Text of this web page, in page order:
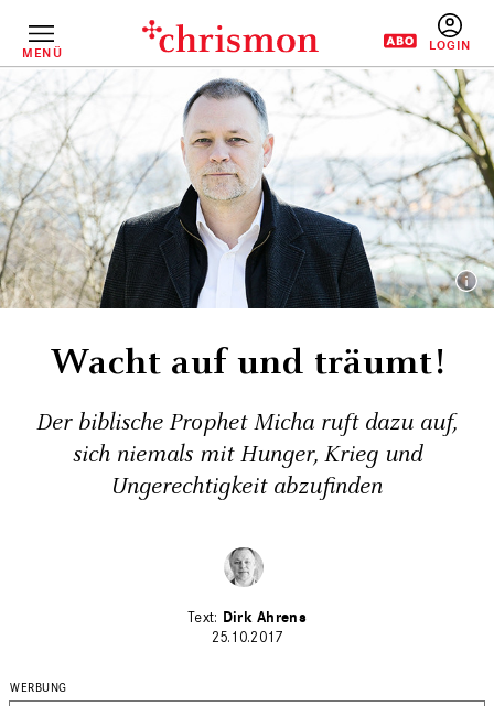
InhaltMENÜ
Wacht auf und träumt!
Der biblische Prophet Micha ruft dazu auf,
sich niemals mit Hunger, Krieg und
Ungerechtigkeit abzufinden
Dirk Ahrens
25.10.2017